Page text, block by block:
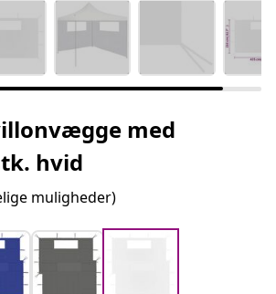
med
hvid
muligheder)